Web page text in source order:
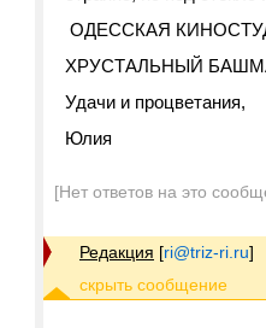
ОДЕССКАЯ
ХРУСТАЛЬНЫЙ
Удачи и процветания,
Юлия
[Нет ответов на это
Редакция [ri@triz-ri.ru]